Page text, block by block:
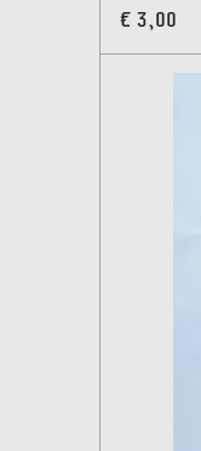
€ 3,00